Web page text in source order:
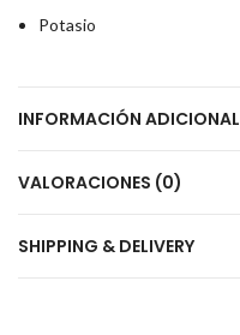
Potasio
INFORMACIÓN ADICIONAL
VALORACIONES (0)
SHIPPING & DELIVERY